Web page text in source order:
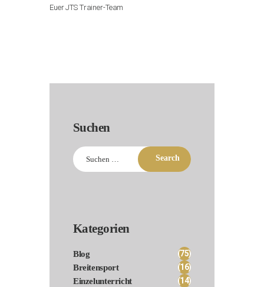
Euer JTS Trainer-Team
Suchen
Suchen
nach:
Kategorien
Blog (75)
Breitensport (16)
Einzelunterricht (14)